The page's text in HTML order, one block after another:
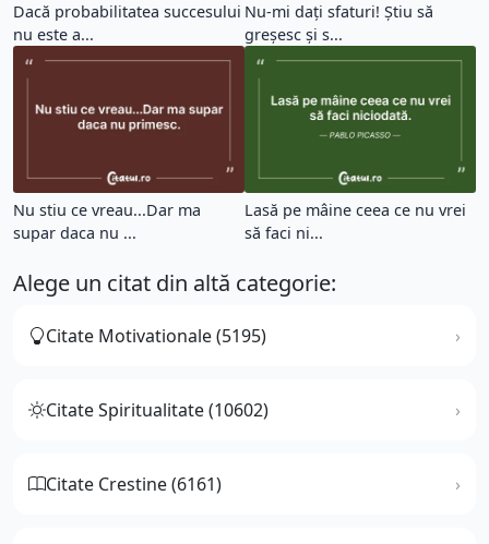
Dacă probabilitatea succesului
nu este a...
Nu-mi daţi sfaturi! Ştiu să
greşesc şi s...
Nu stiu ce vreau...Dar ma
supar daca nu ...
Lasă pe mâine ceea ce nu vrei
să faci ni...
Alege un citat din altă categorie:
Citate Motivationale (5195)
Citate Spiritualitate (10602)
Citate Crestine (6161)